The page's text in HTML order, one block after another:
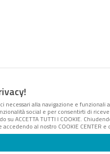
necessari alla navigazione e
social e per consentirti di
su ACCETTA TUTTI I COOKIE.
al nostro COOKIE